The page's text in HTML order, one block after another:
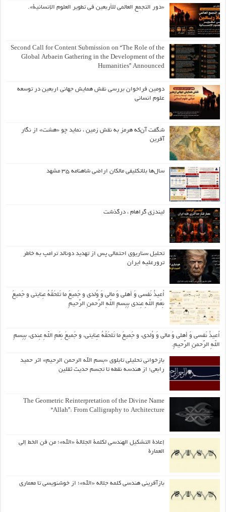
«دور التجمع العالمي للأربعين في تطوير العلوم الإنسانية».
Second Call for Content Submission on “The Role of the
Global Arbaein Gathering in the Development of the
Humanities” Announced
دومین فراخوان بررسی نقش همایش جهانی اربعین در توسعه
علوم انسانی
شگفت آن‌که هرمز به نقش زمین ، نماید چو «هشت» از نگار
آفرین
سال‌ها بلاتکلیفی مالکان اراضی شاهنامه ۳۵ مشهد
لیندزی گراهام ، درگذشت
تحلیل سناریوی احتمالی پس از تهدید دونالد ترامپ به خاطر
ترورعلیه ایران
اُعیذُ نَفسی وَ أهلی وَ مالی وَ وُلدی و جَمیعَ ما تَلحَقُهُ عِنایتی و جَمیعَ
نِعَمِ اللّهِ عِندی بِبِسمِ اللّهِ الرَّحمنِ الرَّحیمِ
اُعیذُ نَفسی وَ أهلی وَ مالی وَ وُلدی، و جَمیعَ ما تَلحَقُهُ عِنایتی، و جَمیعَ نِعَمِ اللّهِ عِندی، بِبِسمِ
اللّهِ الرَّحمنِ الرَّحیمِ.
بازخوانی تحلیلی تابلوی «بسم الله الرحمن الرحیم» اثر حمید
رابعی؛ از هندسه نقطه تا تجسم حدیث ثقلین
The Geometric Reinterpretation of the Divine Name
“Allah”: From Calligraphy to Architecture
إعادة التشكيل الهندسي لكلمة الجلالة «الله»؛ من فن الخط إلى
العمارة
بازآفرینی هندسی کلمه جلاله «الله»؛ از خوشنویسی تا معماری